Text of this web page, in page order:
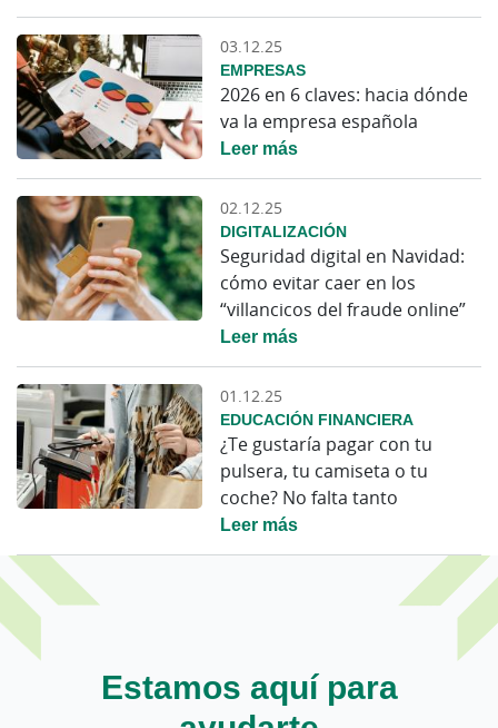
03.12.25
EMPRESAS
2026 en 6 claves: hacia dónde
va la empresa española
Leer más
02.12.25
DIGITALIZACIÓN
Seguridad digital en Navidad:
cómo evitar caer en los
“villancicos del fraude online”
Leer más
01.12.25
EDUCACIÓN FINANCIERA
¿Te gustaría pagar con tu
pulsera, tu camiseta o tu
coche? No falta tanto
Leer más
Estamos aquí para